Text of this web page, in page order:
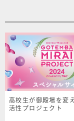
高校生が御殿場を変
活性プロジェクト